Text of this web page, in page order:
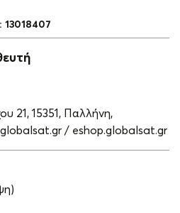
: 13018407
21, 15351, Παλλήνη,
/ eshop.globalsat.gr